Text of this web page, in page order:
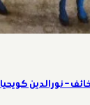
– نور الدين كويحيا